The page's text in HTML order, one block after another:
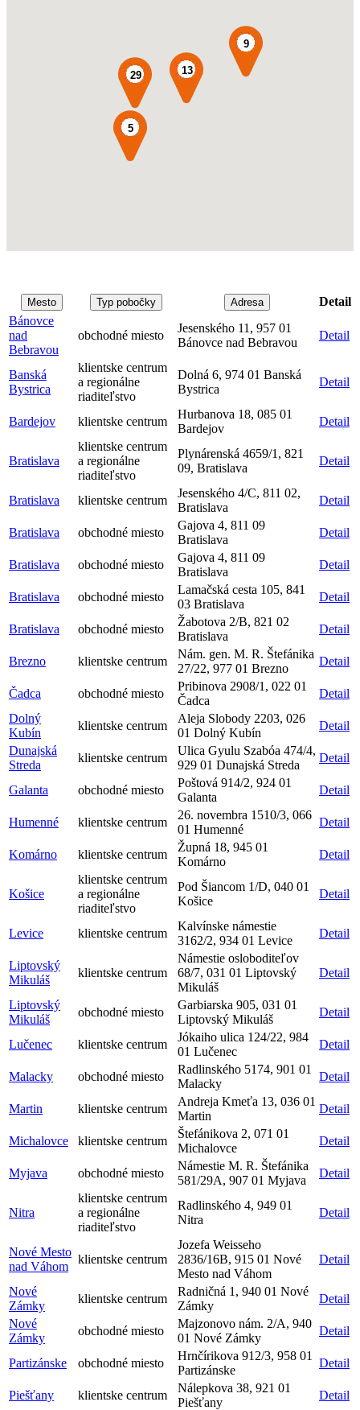
29
9
13
5
Mesto Typ pobočky Adresa
Detail
Bánovce
nad
Bebravou
obchodné miesto
Jesenského 11, 957 01
Bánovce nad Bebravou
Detail
Banská
Bystrica
klientske centrum
a regionálne
riaditeľstvo
Dolná 6, 974 01 Banská
Bystrica
Detail
Bardejov klientske centrum
Hurbanova 18, 085 01
Bardejov
Detail
Bratislava
klientske centrum
a regionálne
riaditeľstvo
Plynárenská 4659/1, 821
09, Bratislava
Detail
Bratislava klientske centrum
Jesenského 4/C, 811 02,
Bratislava
Detail
Bratislava obchodné miesto
Gajova 4, 811 09
Bratislava
Detail
Bratislava obchodné miesto
Gajova 4, 811 09
Bratislava
Detail
Bratislava obchodné miesto
Lamačská cesta 105, 841
03 Bratislava
Detail
Bratislava obchodné miesto
Žabotova 2/B, 821 02
Bratislava
Detail
Brezno klientske centrum
Nám. gen. M. R. Štefánika
27/22, 977 01 Brezno
Detail
Čadca obchodné miesto
Pribinova 2908/1, 022 01
Čadca
Detail
Dolný
Kubín
klientske centrum
Aleja Slobody 2203, 026
01 Dolný Kubín
Detail
Dunajská
Streda
klientske centrum
Ulica Gyulu Szabóa 474/4,
929 01 Dunajská Streda
Detail
Galanta obchodné miesto
Poštová 914/2, 924 01
Galanta
Detail
Humenné klientske centrum
26. novembra 1510/3, 066
01 Humenné
Detail
Komárno klientske centrum
Župná 18, 945 01
Komárno
Detail
Košice
klientske centrum
a regionálne
riaditeľstvo
Pod Šiancom 1/D, 040 01
Košice
Detail
Levice klientske centrum
Kalvínske námestie
3162/2, 934 01 Levice
Detail
Liptovský
Mikuláš
klientske centrum
Námestie osloboditeľov
68/7, 031 01 Liptovský
Mikuláš
Detail
Liptovský
Mikuláš
obchodné miesto
Garbiarska 905, 031 01
Liptovský Mikuláš
Detail
Lučenec klientske centrum
Jókaiho ulica 124/22, 984
01 Lučenec
Detail
Malacky obchodné miesto
Radlinského 5174, 901 01
Malacky
Detail
Martin klientske centrum
Andreja Kmeťa 13, 036 01
Martin
Detail
Michalovce klientske centrum
Štefánikova 2, 071 01
Michalovce
Detail
Myjava obchodné miesto
Námestie M. R. Štefánika
581/29A, 907 01 Myjava
Detail
Nitra
klientske centrum
a regionálne
riaditeľstvo
Radlinského 4, 949 01
Nitra
Detail
Nové Mesto
nad Váhom
klientske centrum
Jozefa Weisseho
2836/16B, 915 01 Nové
Mesto nad Váhom
Detail
Nové
Zámky
klientske centrum
Radničná 1, 940 01 Nové
Zámky
Detail
Nové
Zámky
obchodné miesto
Majzonovo nám. 2/A, 940
01 Nové Zámky
Detail
Partizánske obchodné miesto
Hrnčírikova 912/3, 958 01
Partizánske
Detail
Piešťany klientske centrum
Nálepkova 38, 921 01
Piešťany
Detail